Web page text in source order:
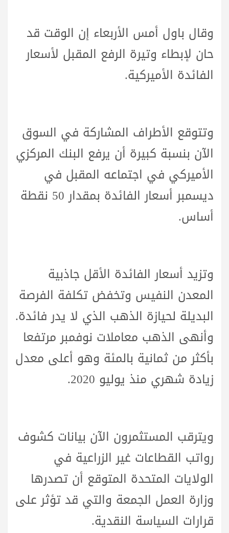
وقال باول أمس الأربعاء إن الوقت قد
حان لإبطاء وتيرة الرفع المقبل لأسعار
الفائدة الأميركية.
وتتوقع الأطراف المشاركة في السوق
الآن بنسبة كبيرة أن يرفع البنك المركزي
الأميركي في اجتماعه المقبل في
ديسمبر أسعار الفائدة بمقدار 50 نقطة
أساس.
وتزيد أسعار الفائدة الأقل جاذبية
المعدن النفيس وتخفض تكلفة الفرصة
البديلة لحيازة الذهب الذي لا يدر فائدة.
وأنهى الذهب معاملات نوفمبر مرتفعا
بأكثر من ثمانية بالمئة وهو أعلى معدل
زيادة شهري منذ يوليو 2020.
ويترقب المستثمرون الآن بيانات كشوف
رواتب القطاعات غير الزراعية في
الولايات المتحدة المتوقع أن تصدرها
وزارة العمل الجمعة والتي قد تؤثر على
قرارات السياسة النقدية.